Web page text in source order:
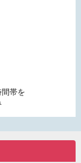
帯を
店